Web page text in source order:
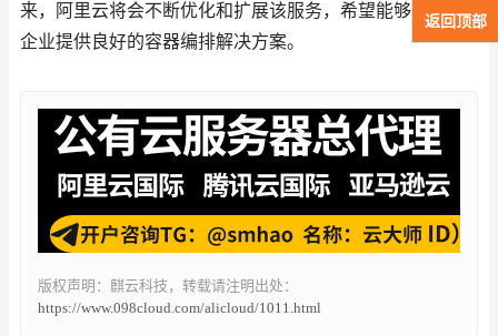
来，阿里云将会不断优化和扩展该服务，希望能够为更多
企业提供良好的容器编排解决方案。
版权声明：麒云科技，转载请注明出处：
https://www.098cloud.com/alicloud/1011.html
返回顶部